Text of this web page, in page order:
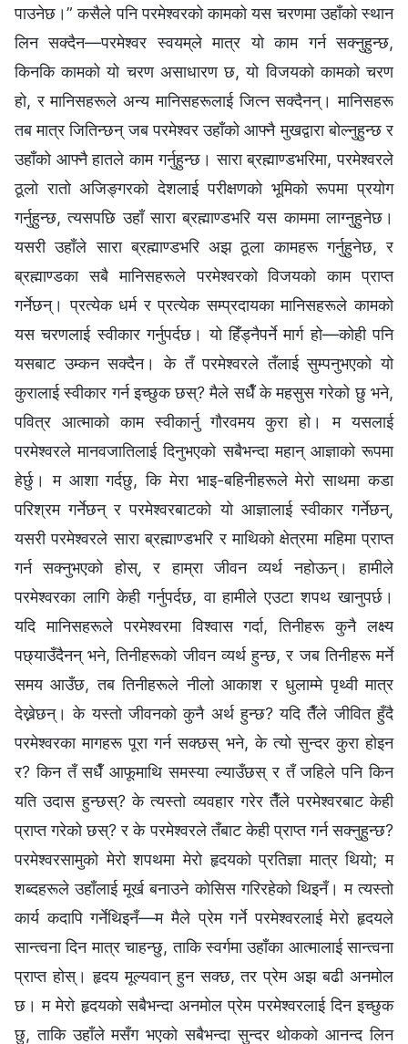
पाउनेछ।” कसैले पनि परमेश्‍वरको कामको यस चरणमा उहाँको स्थान
लिन सक्दैन—परमेश्‍वर स्‍वयम्‌ले मात्र यो काम गर्न सक्नुहुन्छ,
किनकि कामको यो चरण असाधारण छ, यो विजयको कामको चरण
हो, र मानिसहरूले अन्य मानिसहरूलाई जित्न सक्दैनन्। मानिसहरू
तब मात्र जितिन्छन् जब परमेश्‍वर उहाँको आफ्नै मुखद्वारा बोल्नुहुन्छ र
उहाँको आफ्नै हातले काम गर्नुहुन्छ। सारा ब्रह्माण्डभरिमा, परमेश्‍वरले
ठूलो रातो अजिङ्गरको देशलाई परीक्षणको भूमिको रूपमा प्रयोग
गर्नुहुन्छ, त्यसपछि उहाँ सारा ब्रह्माण्डभरि यस काममा लाग्नुहुनेछ।
यसरी उहाँले सारा ब्रह्माण्डभरि अझ ठूला कामहरू गर्नुहुनेछ, र
ब्रह्माण्डका सबै मानिसहरूले परमेश्‍वरको विजयको काम प्राप्त
गर्नेछन्। प्रत्येक धर्म र प्रत्येक सम्प्रदायका मानिसहरूले कामको
यस चरणलाई स्वीकार गर्नुपर्दछ। यो हिँड्नैपर्ने मार्ग हो—कोही पनि
यसबाट उम्कन सक्दैन। के तँ परमेश्‍वरले तँलाई सुम्पनुभएको यो
कुरालाई स्वीकार गर्न इच्छुक छस्? मैले सधैँ के महसुस गरेको छु भने,
पवित्र आत्माको काम स्वीकार्नु गौरवमय कुरा हो। म यसलाई
परमेश्‍वरले मानवजातिलाई दिनुभएको सबैभन्दा महान् आज्ञाको रूपमा
हेर्छु। म आशा गर्दछु, कि मेरा भाइ-बहिनीहरूले मेरो साथमा कडा
परिश्रम गर्नेछन् र परमेश्‍वरबाटको यो आज्ञालाई स्वीकार गर्नेछन्,
यसरी परमेश्‍वरले सारा ब्रह्माण्डभरि र माथिको क्षेत्रमा महिमा प्राप्त
गर्न सक्‍नुभएको होस्, र हाम्रा जीवन व्यर्थ नहोऊन्। हामीले
परमेश्‍वरका लागि केही गर्नुपर्दछ, वा हामीले एउटा शपथ खानुपर्छ।
यदि मानिसहरूले परमेश्‍वरमा विश्‍वास गर्दा, तिनीहरू कुनै लक्ष्य
पछ्याउँदैनन् भने, तिनीहरूको जीवन व्यर्थ हुन्छ, र जब तिनीहरू मर्ने
समय आउँछ, तब तिनीहरूले नीलो आकाश र धुलाम्मे पृथ्वी मात्र
देख्नेछन्। के यस्तो जीवनको कुनै अर्थ हुन्छ? यदि तैँले जीवित हुँदै
परमेश्‍वरका मागहरू पूरा गर्न सक्छस् भने, के त्यो सुन्दर कुरा होइन
र? किन तँ सधैँ आफूमाथि समस्या ल्याउँछस् र तँ जहिले पनि किन
यति उदास हुन्छस्? के त्यस्तो व्यवहार गरेर तैँले परमेश्‍वरबाट केही
प्राप्त गरेको छस्? र के परमेश्‍वरले तँबाट केही प्राप्त गर्न सक्नुहुन्छ?
परमेश्वरसामुको मेरो शपथमा मेरो हृदयको प्रतिज्ञा मात्र थियो; म
शब्‍दहरूले उहाँलाई मूर्ख बनाउने कोसिस गरिरहेको थिइनँ। म त्यस्तो
कार्य कदापि गर्नेथिइनँ—म मैले प्रेम गर्ने परमेश्‍वरलाई मेरो हृदयले
सान्त्वना दिन मात्र चाहन्छु, ताकि स्वर्गमा उहाँका आत्मालाई सान्त्वना
प्राप्त होस्। हृदय मूल्यवान् हुन सक्छ, तर प्रेम अझ बढी अनमोल
छ। म मेरो हृदयको सबैभन्दा अनमोल प्रेम परमेश्‍वरलाई दिन इच्छुक
छु, ताकि उहाँले मसँग भएको सबैभन्दा सुन्दर थोकको आनन्द लिन